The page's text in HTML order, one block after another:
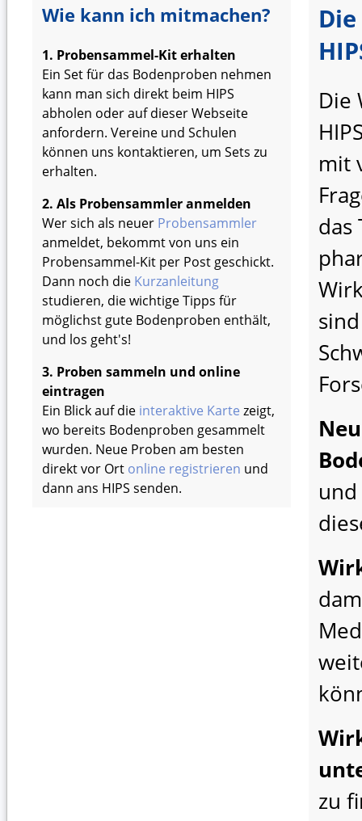
Wie kann ich mitmachen?
1. Probensammel-Kit erhalten
Ein Set für das Bodenproben nehmen
kann man sich direkt beim HIPS
abholen oder auf dieser Webseite
anfordern. Vereine und Schulen
können uns kontaktieren, um Sets zu
erhalten.
2. Als Probensammler anmelden
Wer sich als neuer Probensammler
anmeldet, bekommt von uns ein
Probensammel-Kit per Post geschickt.
Dann noch die Kurzanleitung
studieren, die wichtige Tipps für
möglichst gute Bodenproben enthält,
und los geht's!
3. Proben sammeln und online
eintragen
Ein Blick auf die interaktive Karte zeigt,
wo bereits Bodenproben gesammelt
wurden. Neue Proben am besten
direkt vor Ort online registrieren und
dann ans HIPS senden.
Die
mit
das
zu